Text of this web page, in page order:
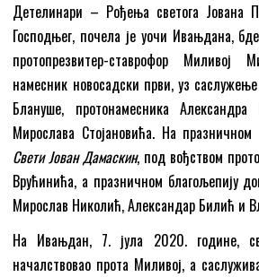
Детелинари – Рођења светога Јована
Господњег, почела је уочи Ивањдана,
протопрезвитер-ставрофор Миливој
намесник новосадски први, уз саслужење
Блануше, протонамесника
Мирослава Стојановића. На празничном
Свети Јован Дамаскин, под вођством
Врућинића, а празничном благољепију
Мирослав Николић, Александар Билић и
На Ивањдан, 7. јула 2020. године,
началствовао прота Миливој, а